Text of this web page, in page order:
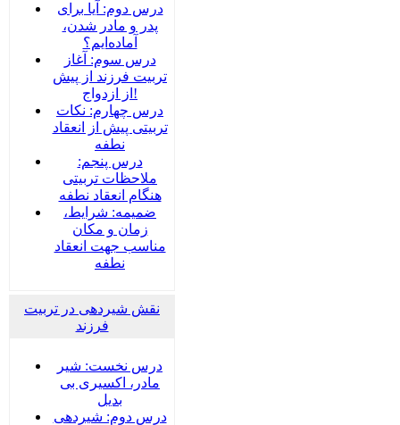
درس دوم: آیا برای
پدر و مادر شدن،
آماده‌ایم؟
درس سوم: آغاز
تربیت فرزند از پیش
از ازدواج!
درس چهارم: نکات
تربیتی پیش از انعقاد
نطفه
درس پنجم:
ملاحظات تربیتی
هنگام انعقاد نطفه
ضمیمه‌: شرایط،
زمان و مکان
مناسب جهت انعقاد
نطفه
نقش شیردهی در تربیت
فرزند
درس نخست: شیر
مادر، اکسیری بی
بدیل
درس دوم: شیردهی